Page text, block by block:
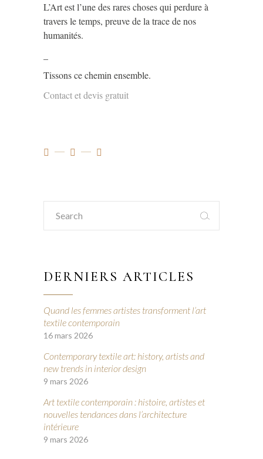
L’Art est l’une des rares choses qui perdure à
travers le temps, preuve de la trace de nos
humanités.
Tissons ce chemin ensemble.
Contact et devis gratuit
Search
for:
DERNIERS ARTICLES
Quand les femmes artistes transforment l’art
textile contemporain
16 mars 2026
Contemporary textile art: history, artists and
new trends in interior design
9 mars 2026
Art textile contemporain : histoire, artistes et
nouvelles tendances dans l’architecture
intérieure
9 mars 2026